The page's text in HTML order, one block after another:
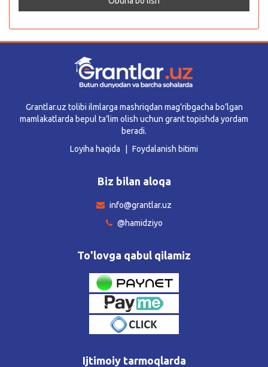
Grantlar.uz tolibi ilmlarga mashriqdan mag’ribgacha bo’lgan
mamlakatlarda bepul ta’lim olish uchun grant topishda yordam
beradi.
Loyiha haqida
Foydalanish bitimi
Biz bilan aloqa
info@grantlar.uz
@hamidziyo
To'lovga qabul qilamiz
Ijtimoiy tarmoqlarda